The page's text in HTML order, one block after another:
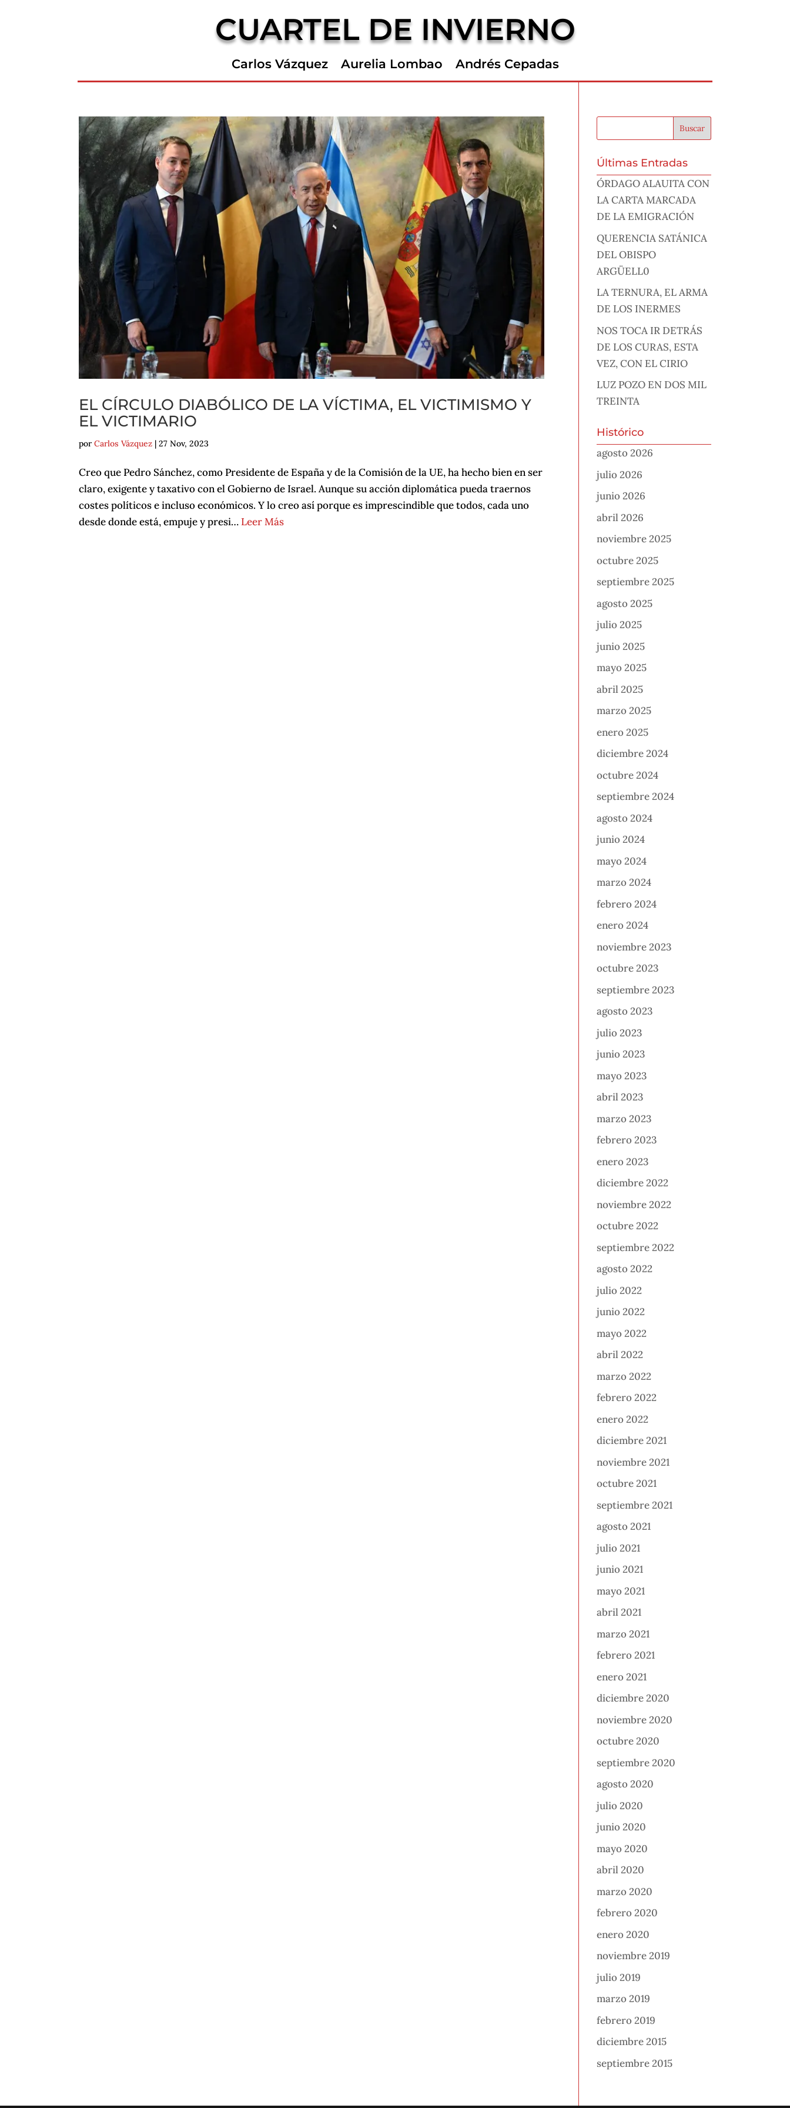
CUARTEL DE INVIERNO
Carlos Vázquez Aurelia Lombao Andrés Cepadas
EL CÍRCULO DIABÓLICO DE LA VÍCTIMA, EL VICTIMISMO Y
EL VICTIMARIO
porCarlos Vázquez |27 Nov, 2023
Creo que Pedro Sánchez, como Presidente de España y de la Comisión de la UE, ha hecho bien en ser
claro, exigente y taxativo con el Gobierno de Israel. Aunque su acción diplomática pueda traernos
costes políticos e incluso económicos. Y lo creo así porque es imprescindible que todos, cada uno
desde donde está, empuje y presi… Leer Más
Últimas Entradas
ÓRDAGO ALAUITA CON
LA CARTA MARCADA
DE LA EMIGRACIÓN
QUERENCIA SATÁNICA
DEL OBISPO
ARGÜELL0
LA TERNURA, EL ARMA
DE LOS INERMES
NOS TOCA IR DETRÁS
DE LOS CURAS, ESTA
VEZ, CON EL CIRIO
LUZ POZO EN DOS MIL
TREINTA
Histórico
agosto 2026
julio 2026
junio 2026
abril 2026
noviembre 2025
octubre 2025
septiembre 2025
agosto 2025
julio 2025
junio 2025
mayo 2025
abril 2025
marzo 2025
enero 2025
diciembre 2024
octubre 2024
septiembre 2024
agosto 2024
junio 2024
mayo 2024
marzo 2024
febrero 2024
enero 2024
noviembre 2023
octubre 2023
septiembre 2023
agosto 2023
julio 2023
junio 2023
mayo 2023
abril 2023
marzo 2023
febrero 2023
enero 2023
diciembre 2022
noviembre 2022
octubre 2022
septiembre 2022
agosto 2022
julio 2022
junio 2022
mayo 2022
abril 2022
marzo 2022
febrero 2022
enero 2022
diciembre 2021
noviembre 2021
octubre 2021
septiembre 2021
agosto 2021
julio 2021
junio 2021
mayo 2021
abril 2021
marzo 2021
febrero 2021
enero 2021
diciembre 2020
noviembre 2020
octubre 2020
septiembre 2020
agosto 2020
julio 2020
junio 2020
mayo 2020
abril 2020
marzo 2020
febrero 2020
enero 2020
noviembre 2019
julio 2019
marzo 2019
febrero 2019
diciembre 2015
septiembre 2015